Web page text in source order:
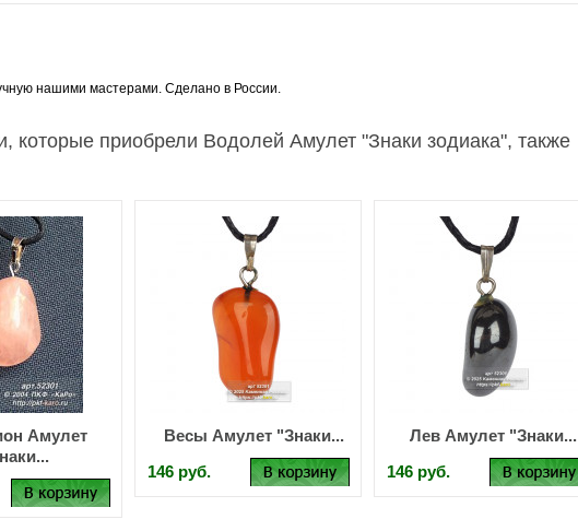
нашими мастерами. Сделано в России.
которые приобрели Водолей Амулет "Знаки зодиака", также
Амулет
Весы Амулет "Знаки...
146 руб.
Лев Амулет "Знаки...
146 руб.